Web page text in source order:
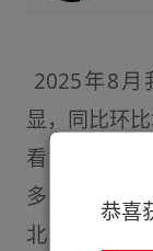
2025年8月
显，同比环
看，增量大
多，广西、
北方各地区
恭喜